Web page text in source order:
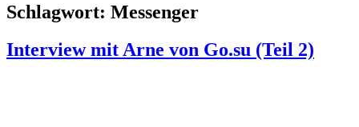
Schlagwort: Messenger
Interview mit Arne von Go.su (Teil 2)